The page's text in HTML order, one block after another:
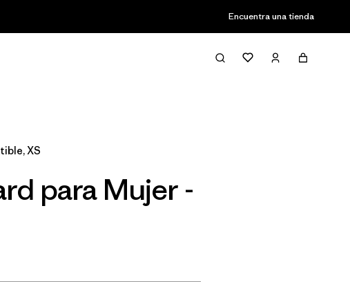
Encuentra una tienda
Filter & Sort
XS
para Mujer -